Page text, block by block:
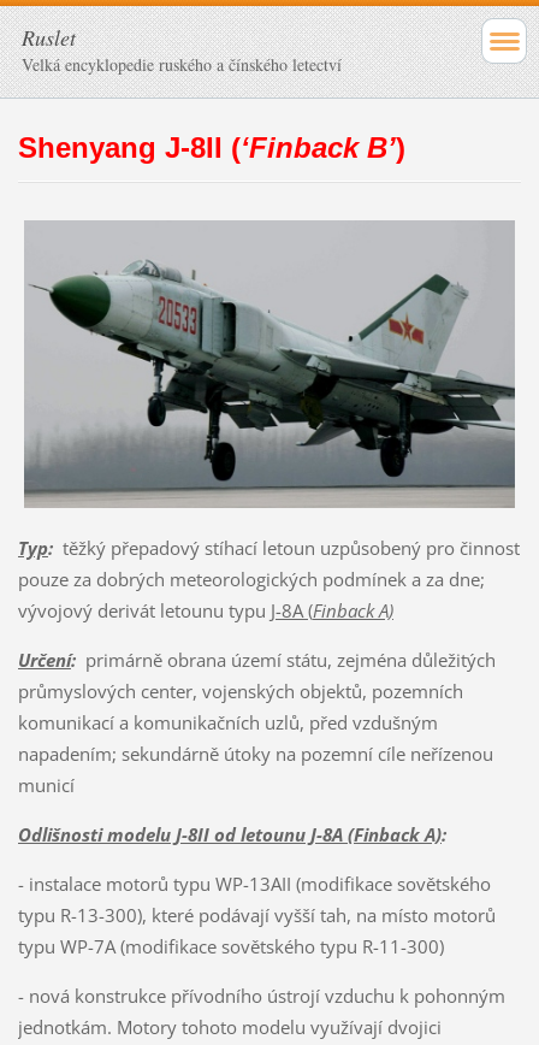
Ruslet
Velká encyklopedie ruského a čínského letectví
Shenyang J-8II (‘Finback B’)
Typ:těžký přepadový stíhací letoun uzpůsobený pro činnost
pouze za dobrých meteorologických podmínek a za dne;
vývojový derivát letounu typu J-8A (Finback A)
Určení:primárně obrana území státu, zejména důležitých
průmyslových center, vojenských objektů, pozemních
komunikací a komunikačních uzlů, před vzdušným
napadením; sekundárně útoky na pozemní cíle neřízenou
municí
Odlišnosti modelu J-8II od letounu J-8A (Finback A):
- instalace motorů typu WP-13AII (modifikace sovětského
typu R-13-300), které podávají vyšší tah, na místo motorů
typu WP-7A (modifikace sovětského typu R-11-300)
- nová konstrukce přívodního ústrojí vzduchu k pohonným
jednotkám. Motory tohoto modelu využívají dvojici